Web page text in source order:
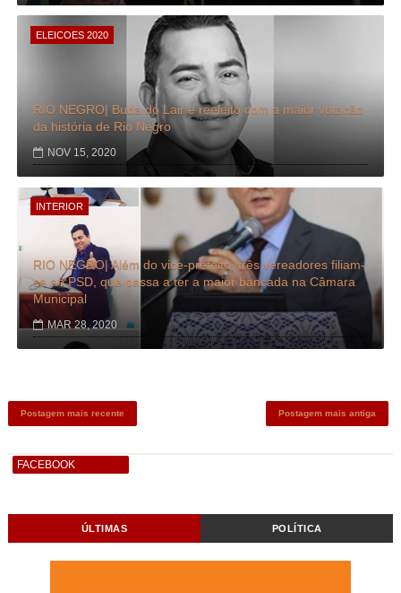
ELEICOES 2020
RIO NEGRO| Buda do Lair é reeleito com a maior votação
da história de Rio Negro
NOV 15, 2020
INTERIOR
RIO NEGRO| Além do vice-prefeito, três vereadores filiam-
se ao PSD, que passa a ter a maior bancada na Câmara
Municipal
MAR 28, 2020
Postagem mais recente Postagem mais antiga
FACEBOOK
ÚLTIMAS POLÍTICA